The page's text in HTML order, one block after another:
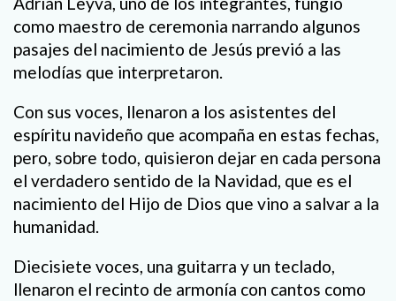
como maestro de ceremonia narrando algunos
pasajes del nacimiento de Jesús previó a las
melodías que interpretaron.
Con sus voces, llenaron a los asistentes del
espíritu navideño que acompaña en estas fechas,
pero, sobre todo, quisieron dejar en cada persona
el verdadero sentido de la Navidad, que es el
nacimiento del Hijo de Dios que vino a salvar a la
humanidad.
Diecisiete voces, una guitarra y un teclado,
llenaron el recinto de armonía con cantos como